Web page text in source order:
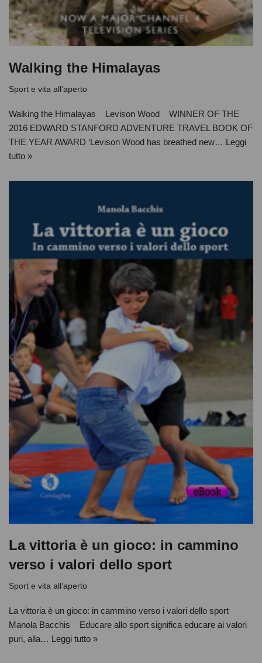
Walking the Himalayas
Sport e vita all’aperto
Walking the Himalayas Levison Wood WINNER OF THE
2016 EDWARD STANFORD ADVENTURE TRAVEL BOOK OF
THE YEAR AWARD ‘Levison Wood has breathed new… Leggi
tutto »
La vittoria è un gioco: in cammino
verso i valori dello sport
Sport e vita all’aperto
La vittoria è un gioco: in cammino verso i valori dello sport
Manola Bacchis Educare allo sport significa educare ai valori
puri, alla… Leggi tutto »